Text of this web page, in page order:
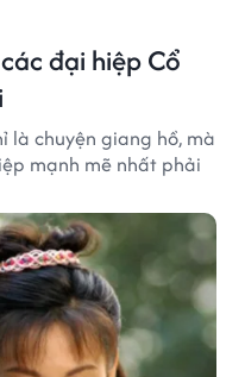
đại hiệp Cổ
là chuyện giang hồ, mà
mạnh mẽ nhất phải